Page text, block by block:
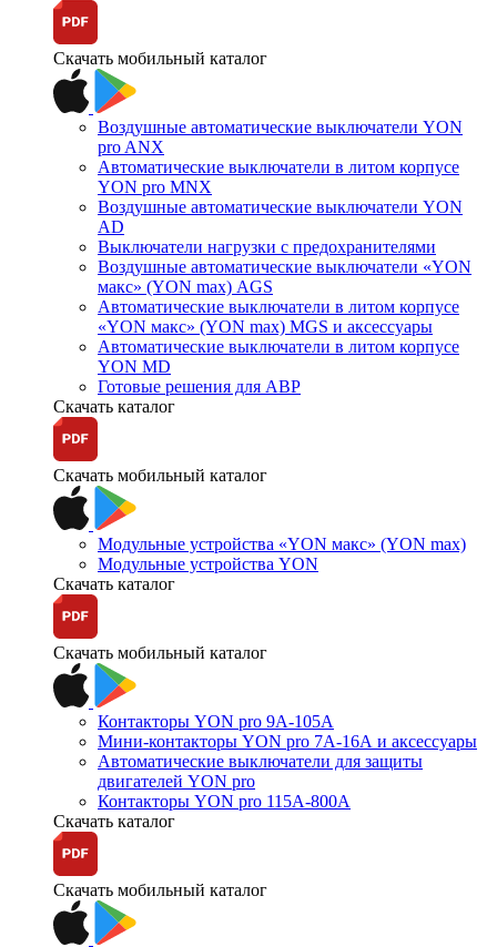
Скачать мобильный каталог
Воздушные автоматические выключатели YON
pro ANX
Автоматические выключатели в литом корпусе
YON pro MNX
Воздушные автоматические выключатели YON
AD
Выключатели нагрузки с предохранителями
Воздушные автоматические выключатели «YON
макс» (YON max) AGS
Автоматические выключатели в литом корпусе
«YON макс» (YON max) MGS и аксессуары
Автоматические выключатели в литом корпусе
YON MD
Готовые решения для АВР
Скачать каталог
Скачать мобильный каталог
Модульные устройства «YON макс» (YON max)
Модульные устройства YON
Скачать каталог
Скачать мобильный каталог
Контакторы YON pro 9А-105А
Мини-контакторы YON pro 7А-16А и аксессуары
Автоматические выключатели для защиты
двигателей YON pro
Контакторы YON pro 115А-800А
Скачать каталог
Скачать мобильный каталог